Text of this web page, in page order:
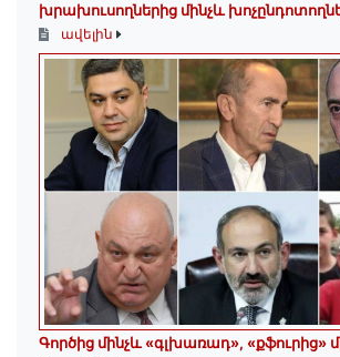
խրախուսողներից մինչև
ավելին
Գործից մինչև «գլխառադ», «քֆուրից»